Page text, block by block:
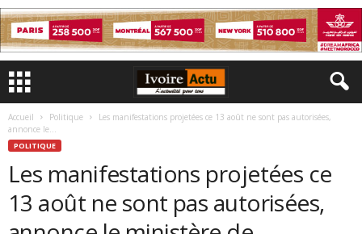
Accueil Politique
Les manifestations projetées ce 13 août ne sont pas autorisées,
annonce le...
POLITIQUE
Les manifestations projetées ce
13 août ne sont pas autorisées,